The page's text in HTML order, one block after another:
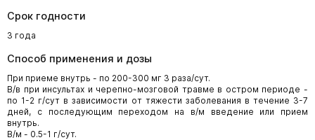
Срок годности
3 года
Способ применения и дозы
При приеме внутрь - по 200-300 мг 3 раза/сут.
В/в при инсультах и черепно-мозговой травме в остром периоде -
по 1-2 г/сут в зависимости от тяжести заболевания в течение 3-7
дней, с последующим переходом на в/м введение или прием
внутрь.
В/м - 0.5-1 г/сут.